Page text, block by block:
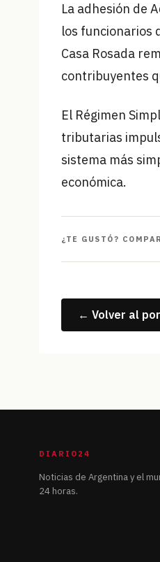
La adhesión de
los funcionarios
Casa Rosada
contribuyentes
El Régimen
tributarias
sistema más
económica.
¿TE GUSTÓ?
← Volver al
DIARIO24
Noticias de Argentina y el
24 horas.